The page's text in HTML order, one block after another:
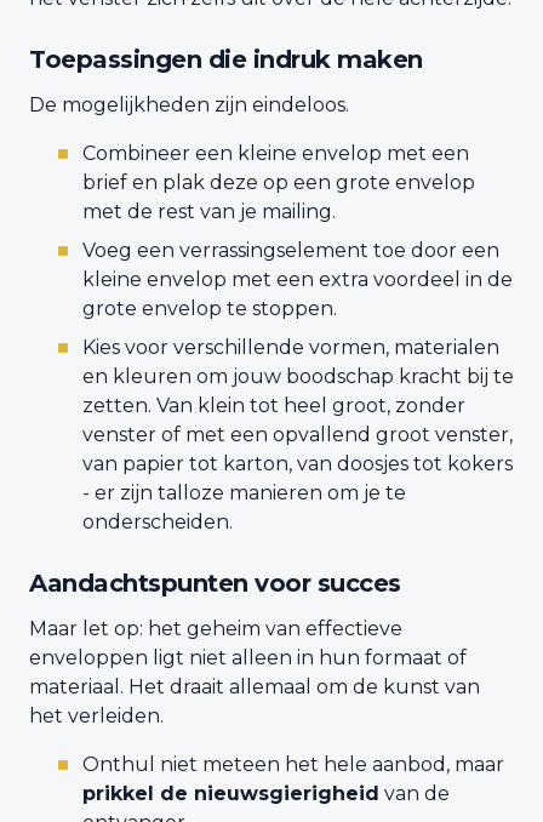
Toepassingen die indruk maken
De mogelijkheden zijn eindeloos.
Combineer een kleine envelop met een
brief en plak deze op een grote envelop
met de rest van je mailing.
Voeg een verrassingselement toe door een
kleine envelop met een extra voordeel in de
grote envelop te stoppen.
Kies voor verschillende vormen, materialen
en kleuren om jouw boodschap kracht bij te
zetten. Van klein tot heel groot, zonder
venster of met een opvallend groot venster,
van papier tot karton, van doosjes tot kokers
- er zijn talloze manieren om je te
onderscheiden.
Aandachtspunten voor succes
Maar let op: het geheim van effectieve
enveloppen ligt niet alleen in hun formaat of
materiaal. Het draait allemaal om de kunst van
het verleiden.
Onthul niet meteen het hele aanbod, maar
prikkel de nieuwsgierigheid van de